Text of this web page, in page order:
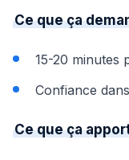
Ce que ça
15-20 minutes
Confiance
Ce que ça